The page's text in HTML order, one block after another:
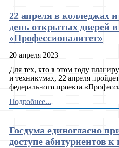
22 апреля в колледжах
день открытых дверей
«Профессионалитет»
20 апреля 2023
Для тех, кто в этом году
и техникумах, 22 апреля
федерального проекта
Подробнее...
Госдума единогласно
доступе абитуриентов